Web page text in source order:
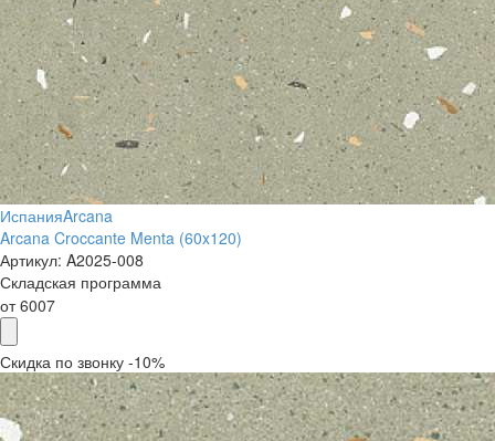
ИспанияArcana
Arcana Croccante Menta (60x120)
Артикул: A2025-008
Складская программа
от6007
Скидка по звонку -10%